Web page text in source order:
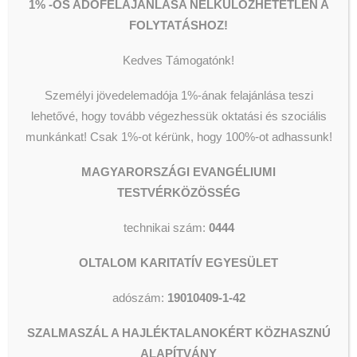
Történetünk
Tevékenységeink
Címünk, adataink
Pénzügyi beszámolók
Pénzadományok
Természetbeni adományok
Céges adományozás
HAJLÉKTALANELLÁTÁS
Háziorvosi rendelő
Fogászati ellátás
Pszichiátriai részleg
Bőrgyógyászat
FŰTÖTT UTCA
BUDAÖRSI IDŐSEK
KÖZPONTJA
1% -OS ADÓFELAJÁNLÁSA NÉLKÜLÖZHETETLEN A
FOLYTATÁSHOZ!
Kedves Támogatónk!
Személyi jövedelemadója 1%-ának felajánlása teszi
lehetővé, hogy tovább végezhessük oktatási és szociális
munkánkat! Csak 1%-ot kérünk, hogy 100%-ot adhassunk!
MAGYARORSZÁGI EVANGÉLIUMI
TESTVÉRKÖZÖSSÉG
technikai szám: 0444
OLTALOM KARITATÍV EGYESÜLET
adószám: 19010409-1-42
SZALMASZÁL A HAJLÉKTALANOKÉRT KÖZHASZNÚ
ALAPÍTVÁNY